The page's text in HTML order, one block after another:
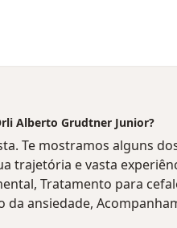
usuário
Alberto Grudtner Junior?
Te mostramos alguns
trajetória e vasta
Tratamento para
da ansiedade,